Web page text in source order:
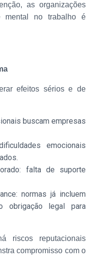
as organizações
mental no trabalho é
efeitos sérios e de
buscam empresas
emocionais
falta de suporte
normas já incluem
obrigação legal para
riscos reputacionais
compromisso com o